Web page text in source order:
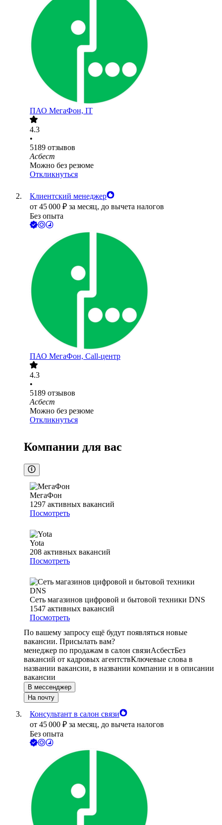
ПАО МегаФон, IT
4.3
•
5189 отзывов
Асбест
Можно без резюме
Откликнуться
Клиентский менеджер
от 45 000 ₽ за месяц, до вычета налогов
Без опыта
ПАО МегаФон, Call-центр
4.3
•
5189 отзывов
Асбест
Можно без резюме
Откликнуться
Компании для вас
МегаФон
1297 активных вакансий
Посмотреть
Yota
208 активных вакансий
Посмотреть
Сеть магазинов цифровой и бытовой техники DNS
1547 активных вакансий
Посмотреть
По вашему запросу ещё будут появляться новые
вакансии. Присылать вам?
менеджер по продажам в салон связиАсбестБез
вакансий от кадровых агентствКлючевые слова в
названии вакансии, в названии компании и в описании
вакансии
В мессенджер
На почту
Консультант в салон связи
от 45 000 ₽ за месяц, до вычета налогов
Без опыта